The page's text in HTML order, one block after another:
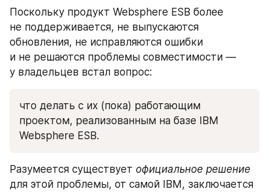
Поскольку продукт Websphere ESB более
не поддерживается, не выпускаются
обновления, не исправляются ошибки
и не решаются проблемы совместимости —
у владельцев встал вопрос:
что делать с их (пока) работающим
проектом, реализованным на базе IBM
Websphere ESB.
Разумеется существует официальное решение
для этой проблемы, от самой IBM, заключается